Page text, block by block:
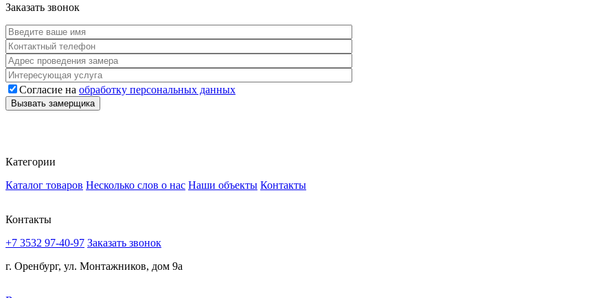
Заказать звонок
Согласие на обработку персональных данных
Согласие*
Вызвать замерщика
Категории
Каталог товаров Несколько слов о нас Наши объекты Контакты
Контакты
+7 3532 97-40-97 Заказать звонок
г. Оренбург, ул. Монтажников, дом 9а